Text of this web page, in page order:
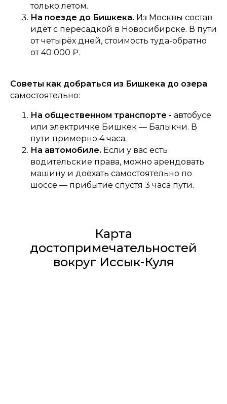
только летом.
На поезде до Бишкека. Из Москвы состав
идёт с пересадкой в Новосибирске. В пути
от четырёх дней, стоимость туда-обратно
от 40 000 ₽.
Советы как добраться из Бишкека до озера
самостоятельно:
На общественном транспорте - автобусе
или электричке Бишкек — Балыкчи. В
пути примерно 4 часа.
На автомобиле. Если у вас есть
водительские права, можно арендовать
машину и доехать самостоятельно по
шоссе — прибытие спустя 3 часа пути.
Карта
достопримечательностей
вокруг Иссык-Куля